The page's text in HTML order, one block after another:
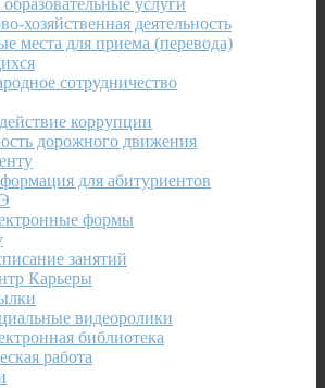
услуги
хозяйственная деятельность
места для приема (перевода)
сотрудничество
коррупции
дорожного движения
для абитуриентов
формы
занятий
Карьеры
видеоролики
библиотека
работа